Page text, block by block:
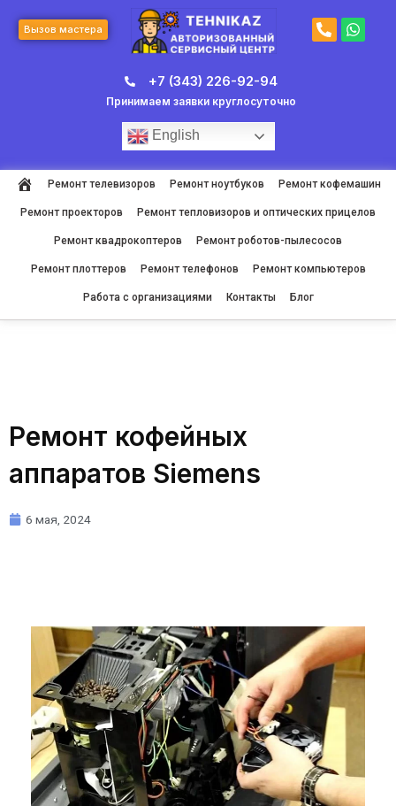
содержимому
Вызов мастера
P
h
W
h
+7 (343) 226-92-94
Принимаем заявки круглосуточно
English
Ремонт телевизоров Ремонт ноутбуков Ремонт кофемашин
Ремонт проекторов Ремонт тепловизоров и оптических прицелов
Ремонт квадрокоптеров Ремонт роботов-пылесосов
Ремонт плоттеров Ремонт телефонов Ремонт компьютеров
Работа с организациями Контакты Блог
Ремонт кофейных
аппаратов Siemens
6 мая, 2024